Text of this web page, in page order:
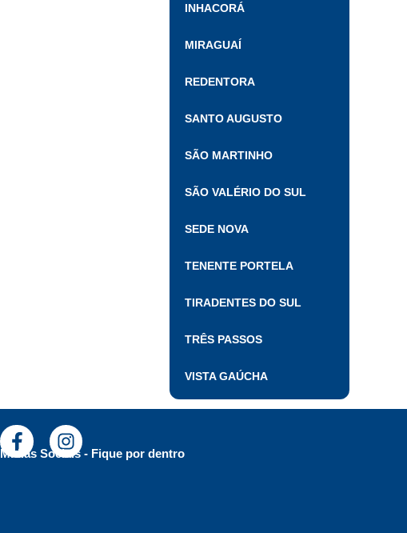
INHACORÁ
MIRAGUAÍ
REDENTORA
SANTO AUGUSTO
SÃO MARTINHO
SÃO VALÉRIO DO SUL
SEDE NOVA
TENENTE PORTELA
TIRADENTES DO SUL
TRÊS PASSOS
VISTA GAÚCHA
Mídias Sociais - Fique por dentro